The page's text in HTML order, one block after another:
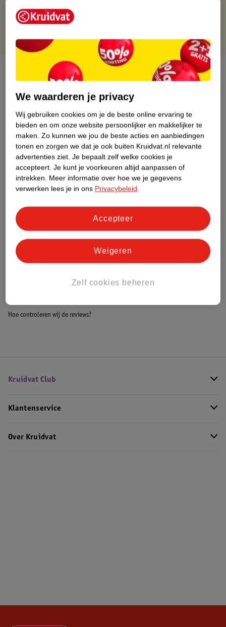
Over dit product
Productinformatie
Etiketinformatie
Nature Impact Score
Dit product heeft (nog) geen Nature
Impact Score.
Meer informatie
Bestel & Bezorginformatie
Hoe controleren wij de reviews?
Kruidvat Club
Klantenservice
Over Kruidvat
We waarderen je privacy
Wij gebruiken cookies om je de beste online ervaring te
bieden en om onze website persoonlijker en makkelijker te
maken. Zo kunnen we jou de beste acties en aanbiedingen
tonen en zorgen we dat je ook buiten Kruidvat.nl relevante
advertenties ziet. Je bepaalt zelf welke cookies je
accepteert. Je kunt je voorkeuren altijd aanpassen of
intrekken. Meer informatie over hoe we je gegevens
verwerken lees je in ons Privacybeleid.
Zelf cookies beheren
Weigeren
Accepteer